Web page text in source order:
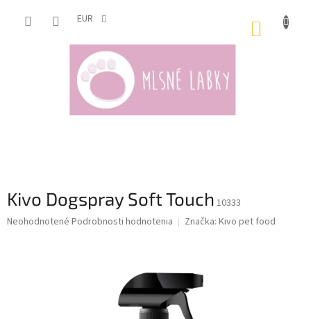
EUR
Kivo Dogspray Soft Touch 10333
Priemerné
Neohodnotené Podrobnosti hodnotenia Značka: Kivo pet food